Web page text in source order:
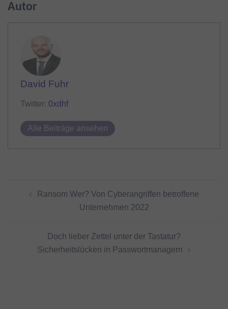
Autor
David Fuhr
Twitter: 0xdhf
Alle Beiträge ansehen
Ransom Wer? Von Cyberangriffen betroffene
Unternehmen 2022
Doch lieber Zettel unter der Tastatur?
Sicherheitslücken in Passwortmanagern